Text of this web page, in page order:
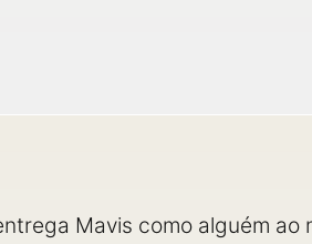
Mavis como alguém